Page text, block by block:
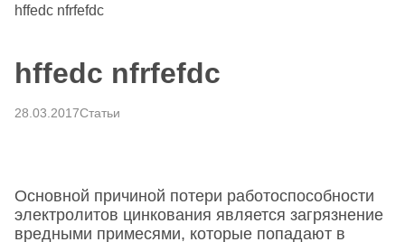
hffedc nfrfefdc
hffedc nfrfefdc
28.03.2017Статьи
Основной причиной потери работоспособности
электролитов цинкования является загрязнение
вредными примесями, которые попадают в